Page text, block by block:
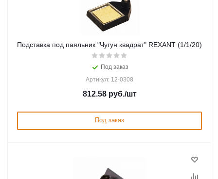
Подставка под паяльник "Чугун квадрат" REXANT (1/1/20)
Под заказ
Артикул: 12-0308
812.58руб./шт
Под заказ